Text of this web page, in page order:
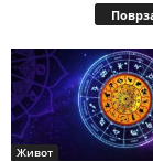
Живот